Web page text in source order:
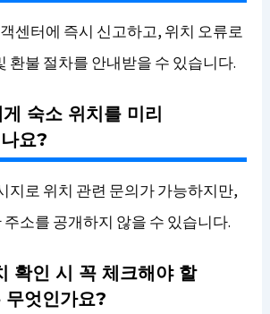
센터에 즉시 신고하고, 위치 오류로
환불 절차를 안내받을 수 있습니다.
숙소 위치를 미리
요?
지로 위치 관련 문의가 가능하지만,
소를 공개하지 않을 수 있습니다.
확인 시 꼭 체크해야 할
무엇인가요?